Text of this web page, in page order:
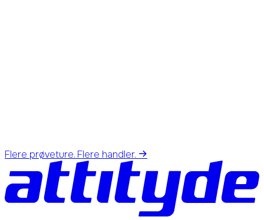
Flere prøveture. Flere handler.